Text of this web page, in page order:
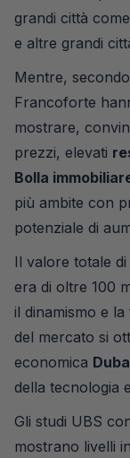
grandi città
e altre grandi
Mentre,
Francoforte
mostrare,
prezzi, elevati
Bolla
più ambite con
potenziale di
Il valore totale di
era di oltre 100
il dinamismo e
del mercato si
economica
della tecnologia
Gli studi UBS
mostrano livelli